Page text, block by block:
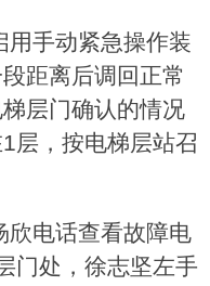
用手动紧急操作装
距离后调回正常
层门确认的情况
层，按电梯层站召
欣电话查看故障电
门处，徐志坚左手